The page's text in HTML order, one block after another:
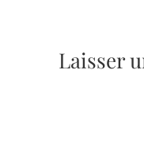
Laisser